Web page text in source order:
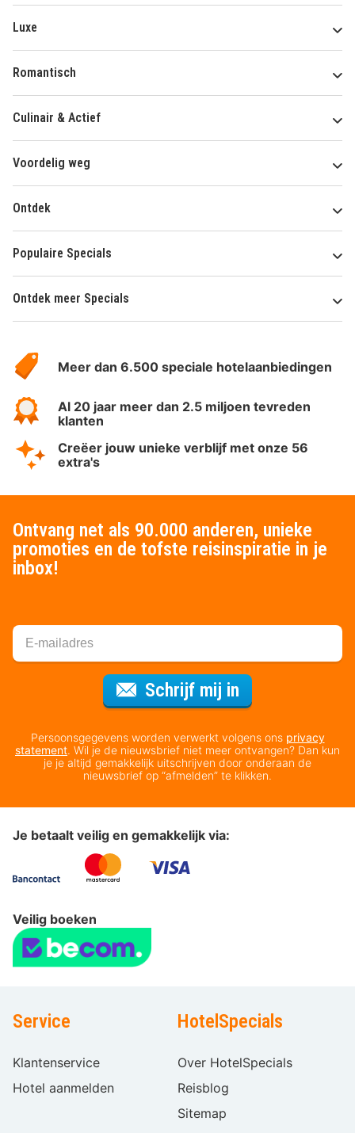
Luxe
Romantisch
Culinair & Actief
Voordelig weg
Ontdek
Populaire Specials
Ontdek meer Specials
HotelSpecials
Meer dan 6.500 speciale hotelaanbiedingen
Al 20 jaar meer dan 2.5 miljoen tevreden
klanten
Creëer jouw unieke verblijf met onze 56
extra's
Ontvang net als 90.000 anderen, unieke
promoties en de tofste reisinspiratie in je
inbox!
Schrijf mij in
Persoonsgegevens worden verwerkt volgens ons privacy
statement. Wil je de nieuwsbrief niet meer ontvangen? Dan kun
je je altijd gemakkelijk uitschrijven door onderaan de
nieuwsbrief op “afmelden” te klikken.
Je betaalt veilig en gemakkelijk via:
Veilig boeken
Service
Klantenservice
Hotel aanmelden
HotelSpecials
Over HotelSpecials
Reisblog
Sitemap